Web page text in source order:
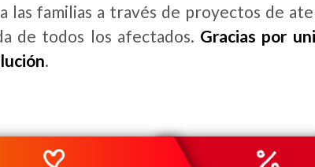
las familias a través de proyectos de
de todos los afectados. Gracias por
.